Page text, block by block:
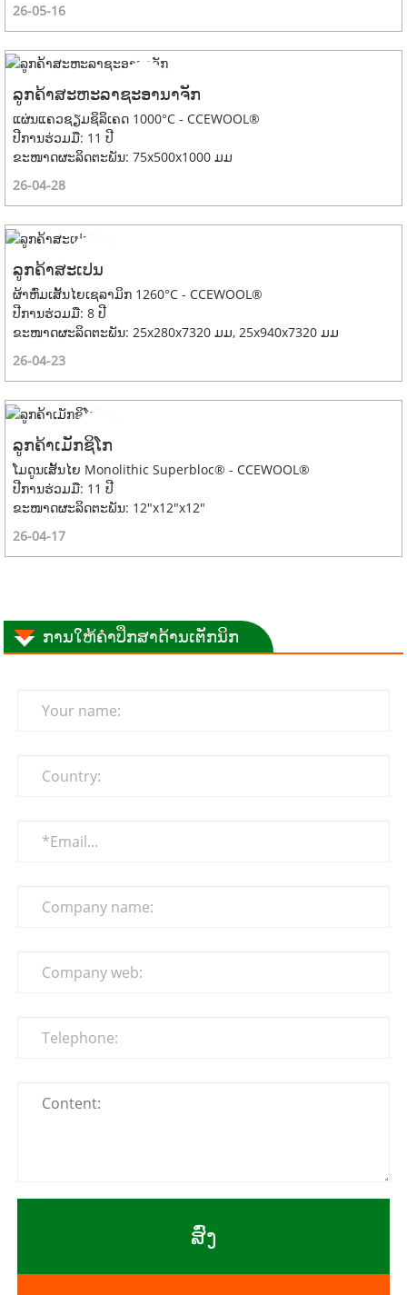
26-05-16
ລູກຄ້າສະຫະລາຊະອານາຈັກ
ແຜ່ນແຄວຊຽມຊິລິເຄດ 1000°C - CCEWOOL®
ປີການຮ່ວມມື: 11 ປີ
ຂະໜາດຜະລິດຕະພັນ: 75x500x1000 ມມ
26-04-28
ລູກຄ້າສະເປນ
ຜ້າຫົ່ມເສັ້ນໄຍເຊລາມິກ 1260°C - CCEWOOL®
ປີການຮ່ວມມື: 8 ປີ
ຂະໜາດຜະລິດຕະພັນ: 25x280x7320 ມມ, 25x940x7320 ມມ
26-04-23
ລູກຄ້າເມັກຊິໂກ
ໂມດູນເສັ້ນໄຍ Monolithic Superbloc® - CCEWOOL®
ປີການຮ່ວມມື: 11 ປີ
ຂະໜາດຜະລິດຕະພັນ: 12"x12"x12"
26-04-17
ການໃຫ້ຄຳປຶກສາດ້ານເຕັກນິກ
ສົ່ງ